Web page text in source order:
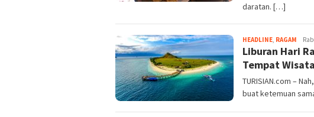
daratan. […]
HEADLINE, RAGAM Tim
Liburan Hari
Tempat Wisata
TURISIAN.com –
buat ketemuan